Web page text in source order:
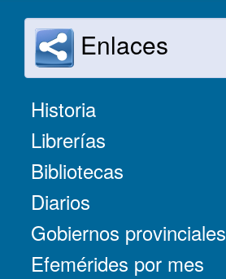
Enlaces
Historia
Librerías
Bibliotecas
Diarios
Gobiernos provinciales
Efemérides por mes